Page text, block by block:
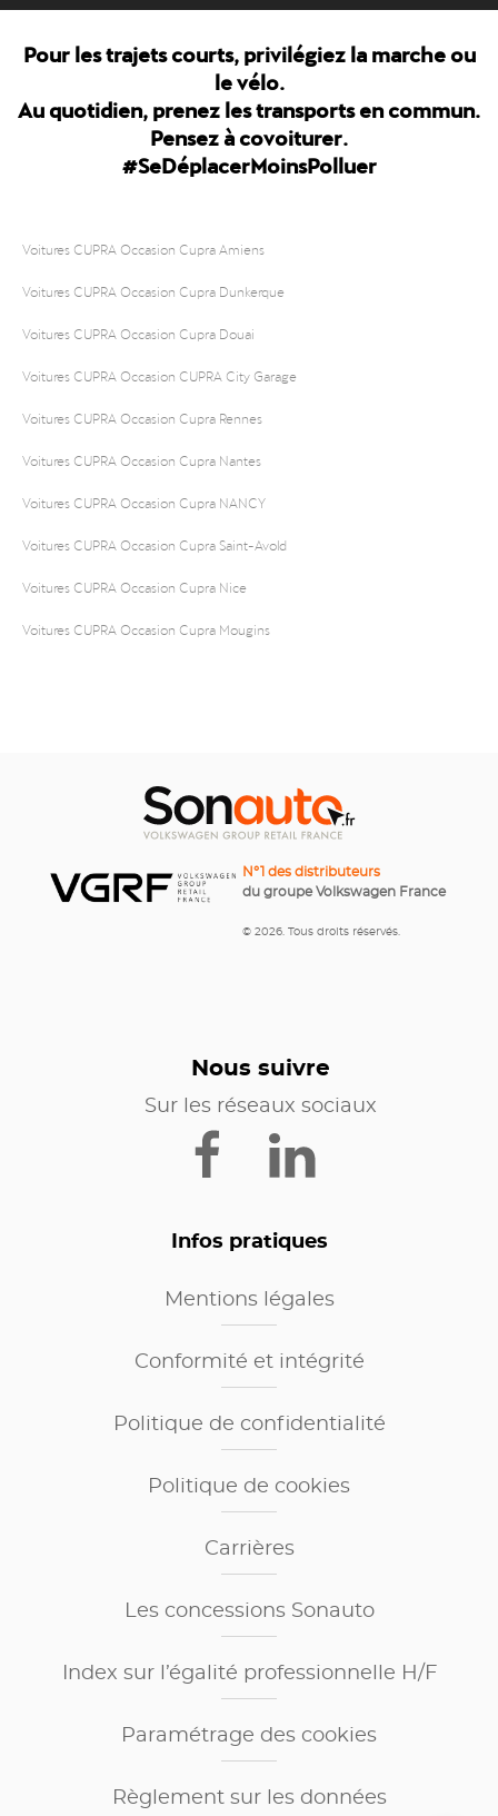
Pour les trajets courts, privilégiez la marche ou
le vélo.
Au quotidien, prenez les transports en commun.
Pensez à covoiturer.
#SeDéplacerMoinsPolluer
Voitures CUPRA Occasion Cupra Amiens
Voitures CUPRA Occasion Cupra Dunkerque
Voitures CUPRA Occasion Cupra Douai
Voitures CUPRA Occasion CUPRA City Garage
Voitures CUPRA Occasion Cupra Rennes
Voitures CUPRA Occasion Cupra Nantes
Voitures CUPRA Occasion Cupra NANCY
Voitures CUPRA Occasion Cupra Saint-Avold
Voitures CUPRA Occasion Cupra Nice
Voitures CUPRA Occasion Cupra Mougins
N°1 des distributeurs
du groupe Volkswagen France
© 2026. Tous droits réservés.
Nous suivre
Sur les réseaux sociaux
Infos pratiques
Mentions légales
Conformité et intégrité
Politique de confidentialité
Politique de cookies
Carrières
Les concessions Sonauto
Index sur l’égalité professionnelle H/F
Paramétrage des cookies
Règlement sur les données